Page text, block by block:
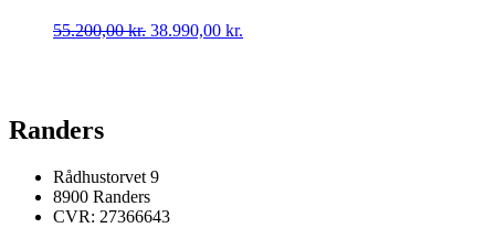
55.200,00kr. Den
38.990,00 kr.
Randers
Rådhustorvet 9
8900 Randers
CVR: 27366643